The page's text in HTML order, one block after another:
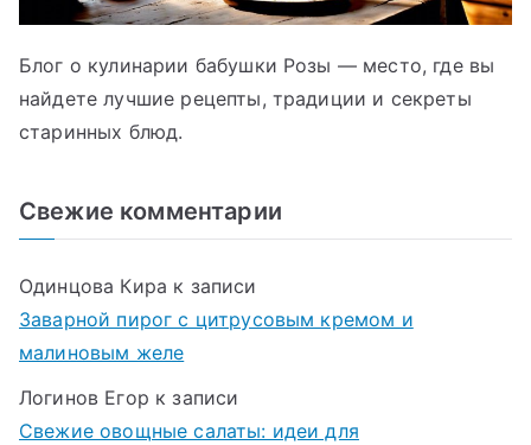
Блог о кулинарии бабушки Розы — место, где вы
найдете лучшие рецепты, традиции и секреты
старинных блюд.
Свежие комментарии
Одинцова Кира к записи
Заварной пирог с цитрусовым кремом и
малиновым желе
Логинов Егор к записи
Свежие овощные салаты: идеи для